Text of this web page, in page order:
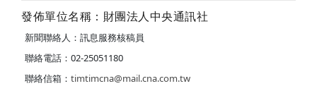
發佈單位名稱：財團法人中央通訊社
新聞聯絡人：訊息服務核稿員
聯絡電話：02-25051180
聯絡信箱： timtimcna@mail.cna.com.tw